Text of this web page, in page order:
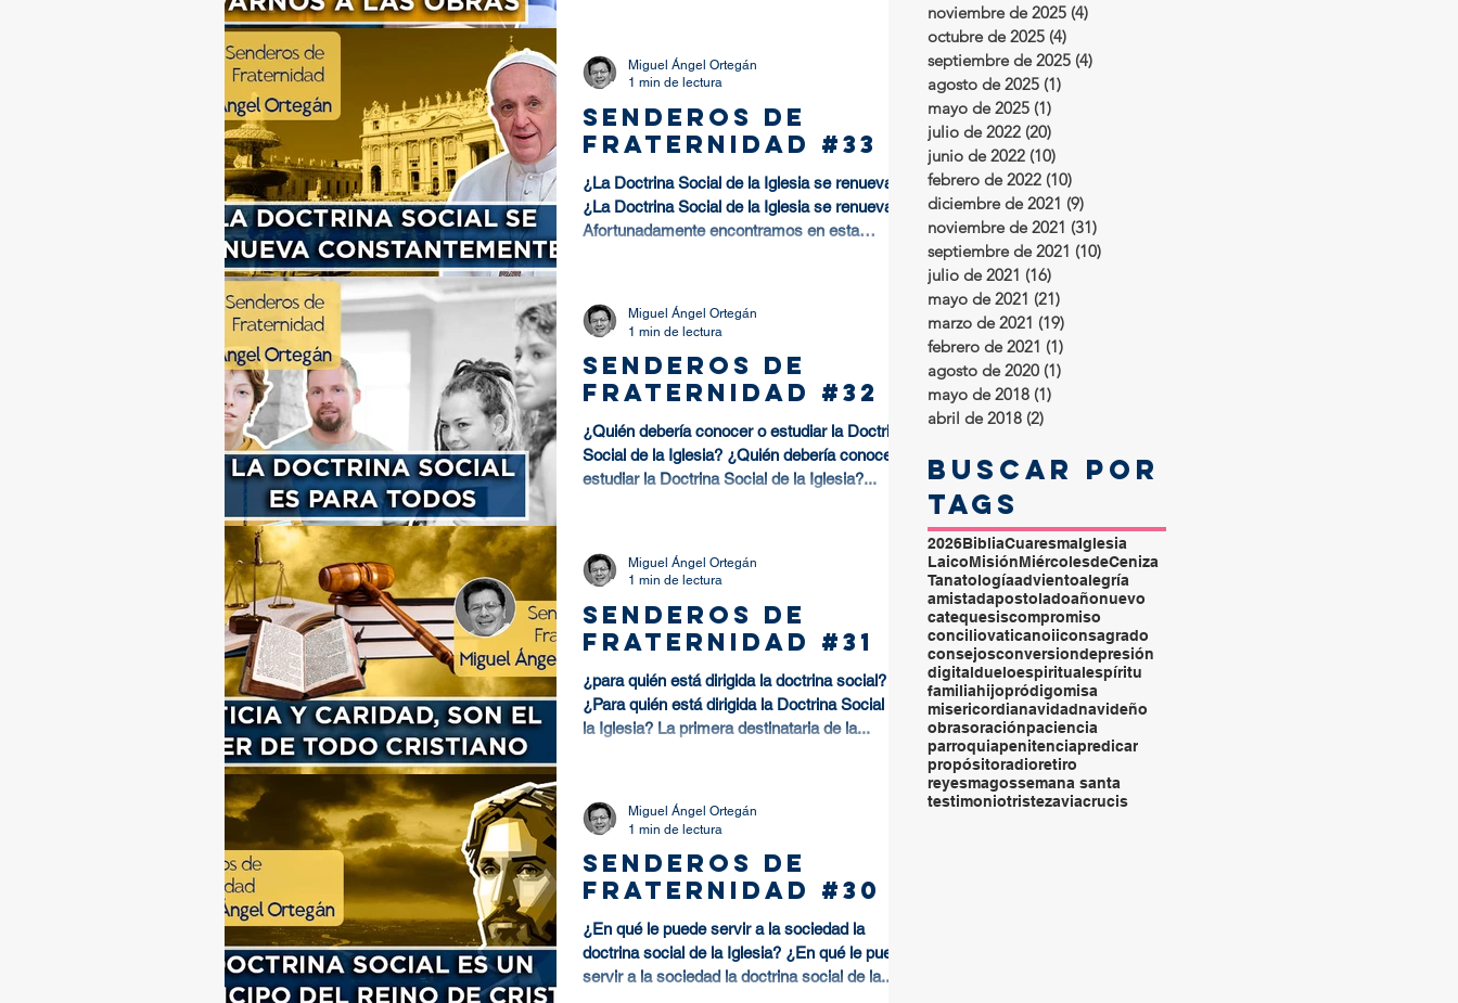
SENDEROS DE
FRATERNIDAD #33
¿La Doctrina Social de la Iglesia se renueva?
¿La Doctrina Social de la Iglesia se renueva?
Afortunadamente encontramos en esta
Miguel Ángel Ortegán
1 min de lectura
SENDEROS DE
FRATERNIDAD #32
¿Quién debería conocer o estudiar la Doctrina
Social de la Iglesia? ¿Quién debería conocer o
estudiar la Doctrina Social de la Iglesia?...
Miguel Ángel Ortegán
1 min de lectura
SENDEROS DE
FRATERNIDAD #31
¿para quién está dirigida la doctrina social?
¿Para quién está dirigida la Doctrina Social de
la Iglesia? La primera destinataria de la...
Miguel Ángel Ortegán
1 min de lectura
SENDEROS DE
FRATERNIDAD #30
¿En qué le puede servir a la sociedad la
doctrina social de la Iglesia? ¿En qué le puede
servir a la sociedad la doctrina social de la...
Miguel Ángel Ortegán
1 min de lectura
noviembre de 2025 (4)
octubre de 2025 (4)
septiembre de 2025 (4)
agosto de 2025 (1)
mayo de 2025 (1)
julio de 2022 (20)
junio de 2022 (10)
febrero de 2022 (10)
diciembre de 2021 (9)
noviembre de 2021 (31)
septiembre de 2021 (10)
julio de 2021 (16)
mayo de 2021 (21)
marzo de 2021 (19)
febrero de 2021 (1)
agosto de 2020 (1)
mayo de 2018 (1)
abril de 2018 (2)
Buscar por
tags
2026BibliaCuaresmaIglesia
LaicoMisiónMiércolesdeCeniza
Tanatologíaadvientoalegría
amistadapostoladoañonuevo
catequesiscompromiso
conciliovaticanoiiconsagrado
consejosconversiondepresión
digitaldueloespiritualespíritu
familiahijopródigomisa
misericordianavidadnavideño
obrasoraciónpaciencia
parroquiapenitenciapredicar
propósitoradioretiro
reyesmagossemana santa
testimoniotristezaviacrucis